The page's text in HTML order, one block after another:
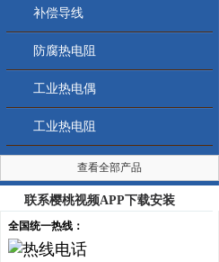
补偿导线
防腐热电阻
工业热电偶
工业热电阻
查看全部产品
联系樱桃视频APP下载安装
全国统一热线：